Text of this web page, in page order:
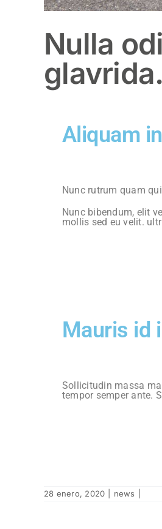
Nulla
glavrida.
Aliquam
Nunc rutrum quam
Nunc bibendum, elit
mollis sed eu velit.
Mauris id
Sollicitudin massa
tempor semper ante.
28 enero, 2020 news